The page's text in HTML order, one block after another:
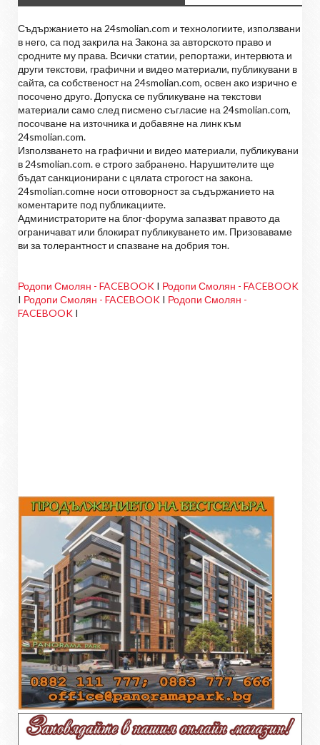
Съдържанието на 24smolian.com и технологиите, използвани
в него, са под закрила на Закона за авторското право и
сродните му права. Всички статии, репортажи, интервюта и
други текстови, графични и видео материали, публикувани в
сайта, са собственост на 24smolian.com, освен ако изрично е
посочено друго. Допуска се публикуване на текстови
материали само след писмено съгласие на 24smolian.com,
посочване на източника и добавяне на линк към
24smolian.com.
Използването на графични и видео материали, публикувани
в 24smolian.com. е строго забранено. Нарушителите ще
бъдат санкционирани с цялата строгост на закона.
24smolian.comне носи отговорност за съдържанието на
коментарите под публикациите.
Администраторите на блог-форума запазват правото да
ограничават или блокират публикуването им. Призоваваме
ви за толерантност и спазване на добрия тон.
Родопи Смолян - FACEBOOK I Родопи Смолян - FACEBOOK
I Родопи Смолян - FACEBOOK I Родопи Смолян -
FACEBOOK I